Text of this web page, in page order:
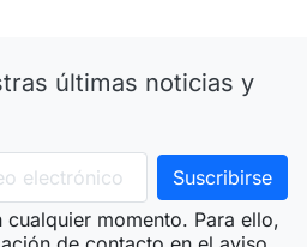
últimas noticias y
cualquier momento. Para ello,